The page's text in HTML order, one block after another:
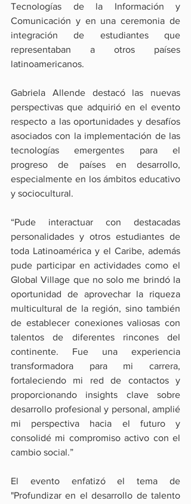
Tecnologías de la Información y
Comunicación y en una ceremonia de
integración de estudiantes que
representaban a otros países
latinoamericanos.
Gabriela Allende destacó las nuevas
perspectivas que adquirió en el evento
respecto a las oportunidades y desafíos
asociados con la implementación de las
tecnologías emergentes para el
progreso de países en desarrollo,
especialmente en los ámbitos educativo
y sociocultural.
“Pude interactuar con destacadas
personalidades y otros estudiantes de
toda Latinoamérica y el Caribe, además
pude participar en actividades como el
Global Village que no solo me brindó la
oportunidad de aprovechar la riqueza
multicultural de la región, sino también
de establecer conexiones valiosas con
talentos de diferentes rincones del
continente. Fue una experiencia
transformadora para mi carrera,
fortaleciendo mi red de contactos y
proporcionando insights clave sobre
desarrollo profesional y personal, amplié
mi perspectiva hacia el futuro y
consolidé mi compromiso activo con el
cambio social.”
El evento enfatizó el tema de
"Profundizar en el desarrollo de talento